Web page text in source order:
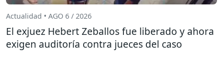
Actualidad • AGO 6 / 2026
El exjuez Hebert Zeballos fue liberado y ahora
exigen auditoría contra jueces del caso